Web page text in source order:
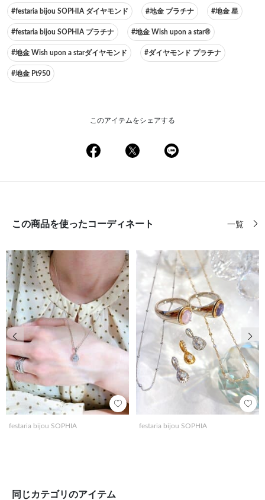
#festaria bijou SOPHIA ダイヤモンド #地金 プラチナ #地金 星
#festaria bijou SOPHIA プラチナ #地金 Wish upon a star®
#地金 Wish upon a starダイヤモンド #ダイヤモンド プラチナ
#地金 Pt950
このアイテムをシェアする
この商品を使ったコーディネート 一覧
festaria bijou SOPHIA festaria bijou SOPHIA
前の画像
同じカテゴリのアイテム